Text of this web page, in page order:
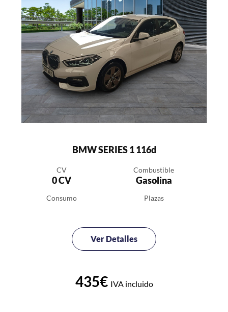
BMW SERIES 1 116d
CV
0 CV
Combustible
Gasolina
Consumo Plazas
Ver Detalles
435€ IVA incluido